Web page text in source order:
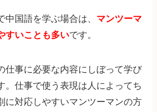
中国語を学ぶ場合は、 マンツーマ
すいことも多いです。
仕事に必要な内容にしぼって学び
。仕事で使う表現は人によってち
に対応しやすいマンツーマンの方